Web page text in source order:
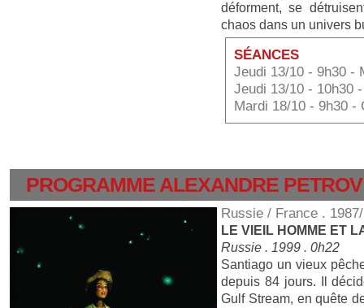
déforment, se
chaos dans un univers
SÉANCES
Jeudi 13/10 - 9h30 -
Jeudi 13/10 - 10h30
Mardi 18/10 - 9h30 -
PROGRAMME ALEXANDRE PETROV
Russie / France .
LE VIEIL HOMME ET
Russie . 1999 . 0h22
Santiago un vieux
depuis 84 jours. Il
Gulf Stream, en quête